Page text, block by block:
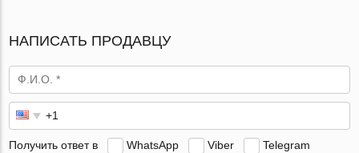
НАПИСАТЬ ПРОДАВЦУ
Получить ответ в WhatsApp Viber Telegram